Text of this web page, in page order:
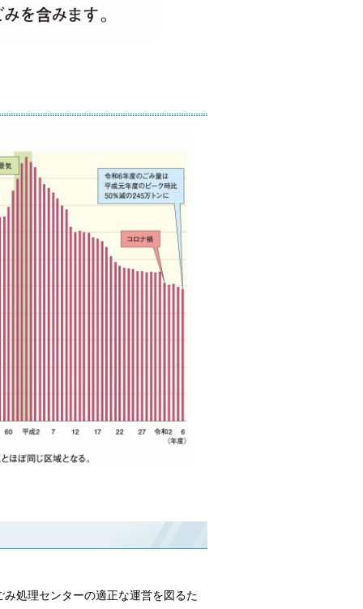
処理センターの適正な運営を図るた